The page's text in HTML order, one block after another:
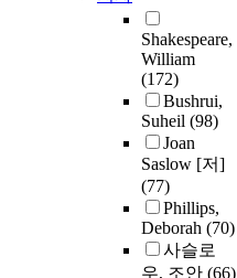
Shakespeare,
William
(172)
Bushrui,
Suheil (98)
Joan
Saslow [저]
(77)
Phillips,
Deborah (70)
사슬로
우, 조안 (66)